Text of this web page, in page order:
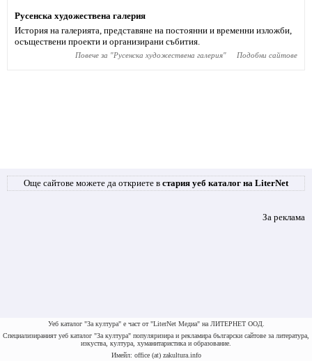
Русенска художествена галерия
История на галерията, представяне на постоянни и временни изложби,
осъществени проекти и организирани събития.
Повече за "Русенска художествена галерия" Подобни сайтове
Още сайтове можете да откриете в стария уеб каталог на LiterNet
За реклама
Уеб каталог "За култура" е част от "LiterNet Медиа" на ЛИТЕРНЕТ ООД.
Специализираният уеб каталог "За култура" популяризира и рекламира български сайтове за литература,
изкуства, култура, хуманитаристика и образование.
Имейл: office (at) zakultura.info